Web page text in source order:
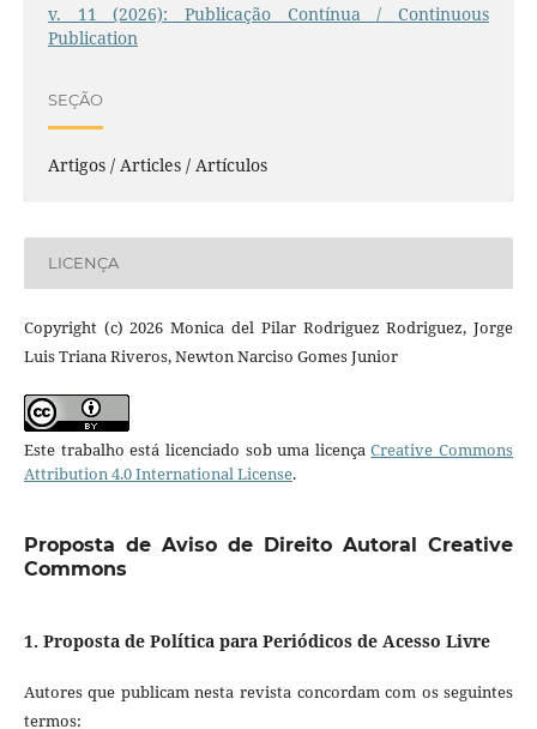
v. 11 (2026): Publicação Contínua / Continuous
Publication
SEÇÃO
Artigos / Articles / Artículos
LICENÇA
Copyright (c) 2026 Monica del Pilar Rodriguez Rodriguez, Jorge
Luis Triana Riveros, Newton Narciso Gomes Junior
Este trabalho está licenciado sob uma licençaCreative Commons
Attribution 4.0 International License.
Proposta de Aviso de Direito Autoral Creative
Commons
1. Proposta de Política para Periódicos de Acesso Livre
Autores que publicam nesta revista concordam com os seguintes
termos: